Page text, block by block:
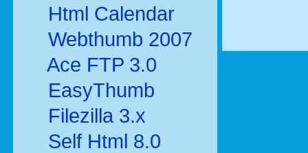
Html Calendar
Webthumb 2007
Ace FTP 3.0
EasyThumb
Filezilla 3.x
Self Html 8.0